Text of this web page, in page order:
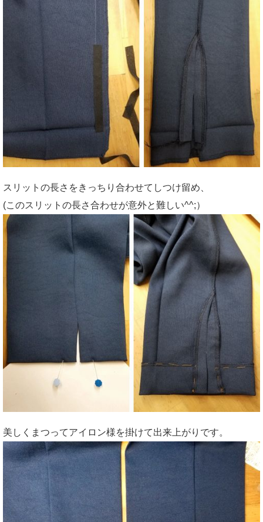
スリットの長さをきっちり合わせてしつけ留め、
(このスリットの長さ合わせが意外と難しい^^;）
美しくまつってアイロン様を掛けて出来上がりです。